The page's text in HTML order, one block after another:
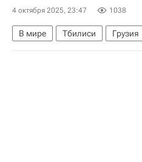
Нью-Йорк Рейнджерс
4 октября 2025, 23:47 1038
В мире Тбилиси
Грузия
Ираклий Кобахидзе